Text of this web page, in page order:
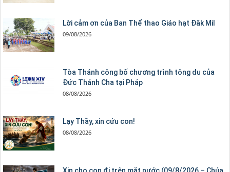
Lời cảm ơn của Ban Thể thao Giáo hạt Đăk Mil
09/08/2026
Tòa Thánh công bố chương trình tông du của
Đức Thánh Cha tại Pháp
08/08/2026
Lạy Thầy, xin cứu con!
08/08/2026